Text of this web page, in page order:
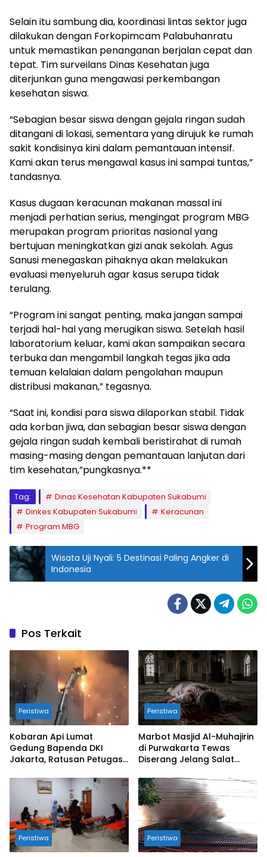
Selain itu sambung dia, koordinasi lintas sektor juga
dilakukan dengan Forkopimcam Palabuhanratu
untuk memastikan penanganan berjalan cepat dan
tepat. Tim surveilans Dinas Kesehatan juga
diterjunkan guna mengawasi perkembangan
kesehatan siswa.
“Sebagian besar siswa dengan gejala ringan sudah
ditangani di lokasi, sementara yang dirujuk ke rumah
sakit kondisinya kini dalam pemantauan intensif.
Kami akan terus mengawal kasus ini sampai tuntas,”
tandasnya.
Kasus dugaan keracunan makanan massal ini
menjadi perhatian serius, mengingat program MBG
merupakan program prioritas nasional yang
bertujuan meningkatkan gizi anak sekolah. Agus
Sanusi menegaskan pihaknya akan melakukan
evaluasi menyeluruh agar kasus serupa tidak
terulang.
“Program ini sangat penting, maka jangan sampai
terjadi hal-hal yang merugikan siswa. Setelah hasil
laboratorium keluar, kami akan sampaikan secara
terbuka dan mengambil langkah tegas jika ada
temuan kelalaian dalam pengolahan maupun
distribusi makanan,” tegasnya.
“Saat ini, kondisi para siswa dilaporkan stabil. Tidak
ada korban jiwa, dan sebagian besar siswa dengan
gejala ringan sudah kembali beristirahat di rumah
masing-masing dengan pemantauan lanjutan dari
tim kesehatan,”pungkasnya.**
Tag:
Dinas Kesehatan Kabupaten Sukabumi
Dinkes Kabupaten Sukabumi
Keracunan
Program MBG
Wisata Uji Nyali: 5 Destinasi Paling Angker di
Indonesia
Pos Terkait
Peristiwa
Kobaran Api Lumat
Gedung Bapenda DKI
Jakarta, Ratusan Petugas
Peristiwa
Marbot Masjid Al-Muhajirin
di Purwakarta Tewas
Diserang Jelang Salat
Peristiwa Peristiwa